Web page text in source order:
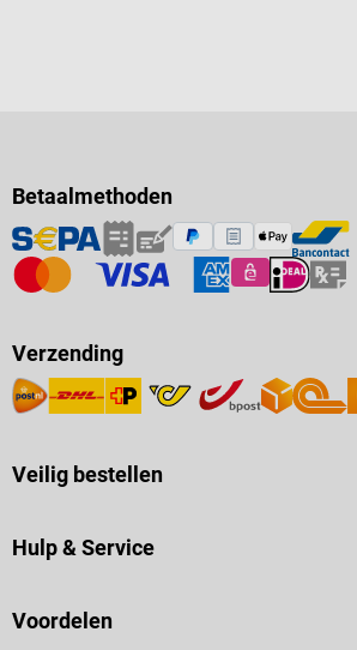
Betaalmethoden
Verzending
Veilig bestellen
Hulp & Service
Voordelen